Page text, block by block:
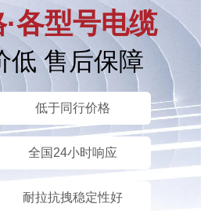
各型号电缆
低 售后保障
低于同行价格
全国24小时响应
耐拉抗拽稳定性好